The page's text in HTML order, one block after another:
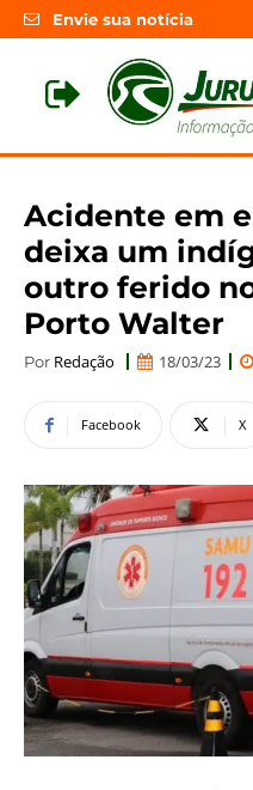
Envie sua notícia
Acidente em
deixa um
outro ferido
Porto Walter
Por Redação 18/03/23
Facebook X